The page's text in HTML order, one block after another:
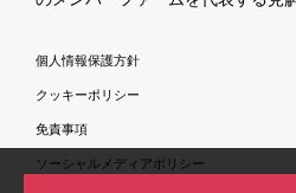
個人情報保護方針
クッキーポリシー
免責事項
ソーシャルメディアポリシー